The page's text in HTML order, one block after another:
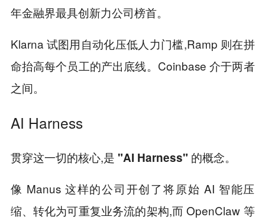
年金融界最具创新力公司榜首。
Klarna 试图用自动化压低人力门槛,Ramp 则在拼
命抬高每个员工的产出底线。Coinbase 介于两者
之间。
AI Harness
贯穿这一切的核心,是 "AI Harness" 的概念。
像 Manus 这样的公司开创了将原始 AI 智能压
缩、转化为可重复业务流的架构,而 OpenClaw 等